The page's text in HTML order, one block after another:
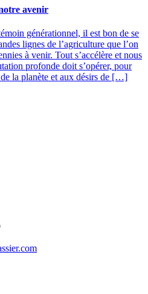
avenir
générationnel, il est bon de se
lignes de l’agriculture que l’on
à venir. Tout s’accélère et nous
profonde doit s’opérer, pour
la planète et aux désirs de […]